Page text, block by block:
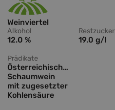
Weinviertel
Alkohol
12.0 %
Restzucker
19.0 g/l
Prädikate
Österreichischer
Schaumwein
mit zugesetzter
Kohlensäure